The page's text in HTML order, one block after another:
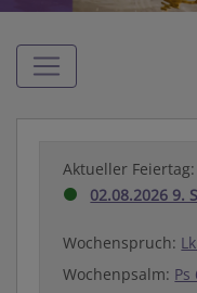
Aktueller Feiertag:
02.08.2026 9.
Wochenspruch:
Wochenpsalm: Ps